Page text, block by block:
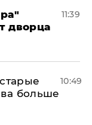
дворца
11:39
больше
10:49